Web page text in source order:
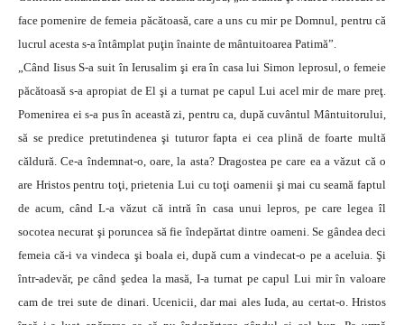
face pomenire de femeia păcătoasă, care a uns cu mir pe Domnul, pentru că
lucrul acesta s-a întâmplat puţin înainte de mântuitoarea Patimă”.
„Când Iisus S-a suit în Ierusalim şi era în casa lui Simon leprosul, o femeie
păcătoasă s-a apropiat de El şi a turnat pe capul Lui acel mir de mare preţ.
Pomenirea ei s-a pus în această zi, pentru ca, după cuvântul Mântuitorului,
să se predice pretutindenea şi tuturor fapta ei cea plină de foarte multă
căldură. Ce-a îndemnat-o, oare, la asta? Dragostea pe care ea a văzut că o
are Hristos pentru toţi, prietenia Lui cu toţi oamenii şi mai cu seamă faptul
de acum, când L-a văzut că intră în casa unui lepros, pe care legea îl
socotea necurat şi poruncea să fie îndepărtat dintre oameni. Se gândea deci
femeia că-i va vindeca şi boala ei, după cum a vindecat-o pe a aceluia. Şi
într-adevăr, pe când şedea la masă, I-a turnat pe capul Lui mir în valoare
cam de trei sute de dinari. Ucenicii, dar mai ales Iuda, au certat-o. Hristos